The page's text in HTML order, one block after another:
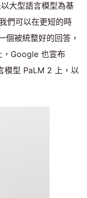
大型語言模型為基
們可以在更短的時
個被統整好的回答，
Google 也宣布
模型 PaLM 2 上，以